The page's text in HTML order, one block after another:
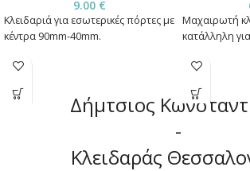
9.00 €
Κλειδαριά για εσωτερικές πόρτες με
κέντρα 90mm-40mm.
Μαχαιρωτή
κατάλληλη
Δήμτσιος
-
Κλειδαράς